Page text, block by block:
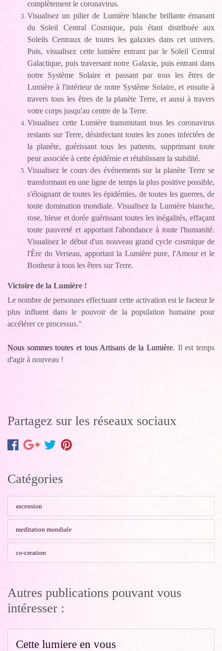
complètement le coronavirus.
Visualisez un pilier de Lumière blanche brillante émanant
du Soleil Central Cosmique, puis étant distribuée aux
Soleils Centraux de toutes les galaxies dans cet univers.
Puis, visualisez cette lumière entrant par le Soleil Central
Galactique, puis traversant notre Galaxie, puis entrant dans
notre Système Solaire et passant par tous les êtres de
Lumière à l'intérieur de notre Système Solaire, et ensuite à
travers tous les êtres de la planète Terre, et aussi à travers
votre corps jusqu'au centre de la Terre.
Visualisez cette Lumière transmutant tous les coronavirus
restants sur Terre, désinfectant toutes les zones infectées de
la planète, guérissant tous les patients, supprimant toute
peur associée à cette épidémie et rétablissant la stabilité.
Visualisez le cours des événements sur la planète Terre se
transformant en une ligne de temps la plus positive possible,
s'éloignant de toutes les épidémies, de toutes les guerres, de
toute domination mondiale. Visualisez la Lumière blanche,
rose, bleue et dorée guérissant toutes les inégalités, effaçant
toute pauvreté et apportant l'abondance à toute l'humanité.
Visualisez le début d'un nouveau grand cycle cosmique de
l'Ère du Verseau, apportant la Lumière pure, l'Amour et le
Bonheur à tous les êtres sur Terre.
Victoire de la Lumière !
Le nombre de personnes effectuant cette activation est le facteur le
plus influent dans le pouvoir de la population humaine pour
accélérer ce processus."
Nous sommes toutes et tous Artisans de la Lumière. Il est temps
d'agir à nouveau !
Partagez sur les réseaux sociaux
Catégories
ascension
meditation mondiale
co-creation
Autres publications pouvant vous
intéresser :
Cette lumiere en vous